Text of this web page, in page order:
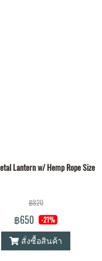
Lantern w/ Hemp Rope Size S
฿820
฿650 -21%
สั่งซื้อสินค้า